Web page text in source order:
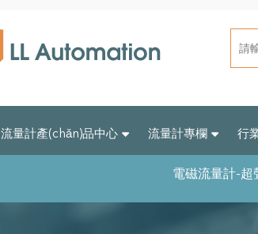
流量計產(chǎn)品中心 流量計專欄 行
電磁流量計-